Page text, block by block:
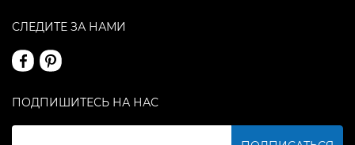
СЛЕДИТЕ ЗА НАМИ
ПОДПИШИТЕСЬ НА НАС